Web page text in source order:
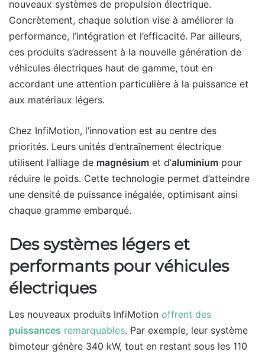
nouveaux systèmes de propulsion électrique.
Concrètement, chaque solution vise à améliorer la
performance, l’intégration et l’efficacité. Par ailleurs,
ces produits s’adressent à la nouvelle génération de
véhicules électriques haut de gamme, tout en
accordant une attention particulière à la puissance et
aux matériaux légers.
Chez InfiMotion, l’innovation est au centre des
priorités. Leurs unités d’entraînement électrique
utilisent l’alliage de magnésium et d’aluminium pour
réduire le poids. Cette technologie permet d’atteindre
une densité de puissance inégalée, optimisant ainsi
chaque gramme embarqué.
Des systèmes légers et
performants pour véhicules
électriques
Les nouveaux produits InfiMotion offrent des
puissances remarquables. Par exemple, leur système
bimoteur génère 340 kW, tout en restant sous les 110